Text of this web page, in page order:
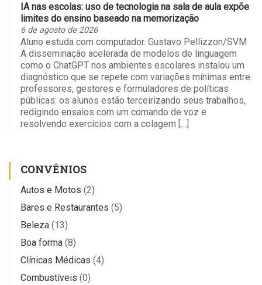
IA nas escolas: uso de tecnologia na sala de aula expõe
limites do ensino baseado na memorização
6 de agosto de 2026
Aluno estuda com computador. Gustavo Pellizzon/SVM
A disseminação acelerada de modelos de linguagem
como o ChatGPT nos ambientes escolares instalou um
diagnóstico que se repete com variações mínimas entre
professores, gestores e formuladores de políticas
públicas: os alunos estão terceirizando seus trabalhos,
redigindo ensaios com um comando de voz e
resolvendo exercícios com a colagem […]
CONVÊNIOS
Autos e Motos (2)
Bares e Restaurantes (5)
Beleza (13)
Boa forma (8)
Clínicas Médicas (4)
Combustíveis (0)